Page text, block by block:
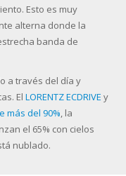
Esto es muy
alterna donde la
banda de
a través del día y
El LORENTZ ECDRIVE y
más del 90%, la
el 65% con cielos
nublado.